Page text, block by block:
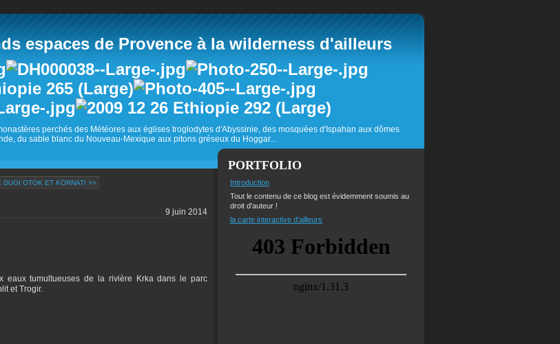
espaces de Provence à la wilderness d'ailleurs
perchés des Météores aux églises troglodytes d'Abyssinie, des mosquées d'Ispahan aux dômes
du sable blanc du Nouveau-Mexique aux pitons gréseux du Hoggar...
DUGI OTOK ET KORNATI >>
9 juin 2014
tumultueuses de la rivière Krka dans le parc
et Trogir.
PORTFOLIO
Introduction
Tout le contenu de ce blog est évidemment soumis au
droit d'auteur !
la carte interactive d'ailleurs